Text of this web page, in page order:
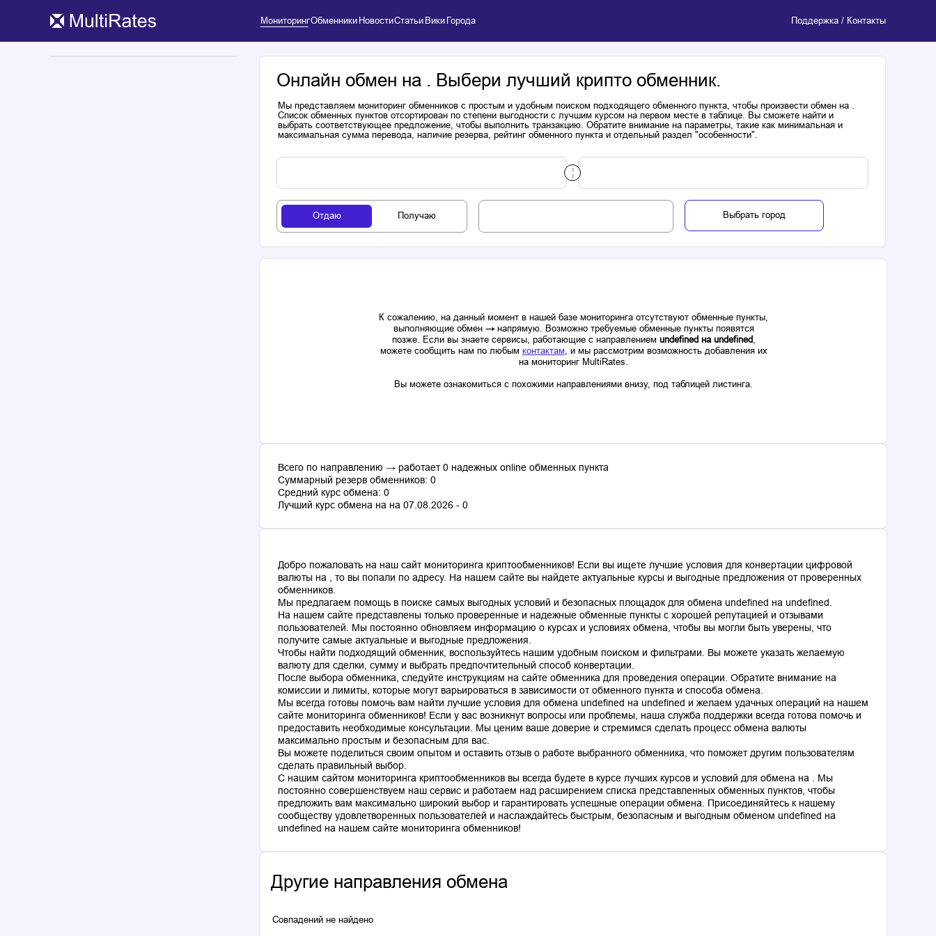
МониторингОбменники НовостиСтатьи Вики Города Поддержка / Контакты
Онлайн обмен на . Выбери лучший крипто обменник.
Мы представляем мониторинг обменников с простым и удобным поиском подходящего обменного пункта, чтобы произвести обмен на .
Список обменных пунктов отсортирован по степени выгодности с лучшим курсом на первом месте в таблице. Вы сможете найти и
выбрать соответствующее предложение, чтобы выполнить транзакцию. Обратите внимание на параметры, такие как минимальная и
максимальная сумма перевода, наличие резерва, рейтинг обменного пункта и отдельный раздел "особенности".
Отдаю Получаю Выбрать город
К сожалению, на данный момент в нашей базе мониторинга отсутствуют обменные пункты,
выполняющие обмен → напрямую. Возможно требуемые обменные пункты появятся
позже. Если вы знаете сервисы, работающие с направлением undefined на undefined,
можете сообщить нам по любым контактам, и мы рассмотрим возможность добавления их
на мониторинг MultiRates.
Вы можете ознакомиться с похожими направлениями внизу, под таблицей листинга.
Всего по направлению → работает 0 надежных online обменных пункта
Суммарный резерв обменников: 0
Средний курс обмена: 0
Лучший курс обмена на на 07.08.2026 - 0
Добро пожаловать на наш сайт мониторинга криптообменников! Если вы ищете лучшие условия для конвертации цифровой
валюты на , то вы попали по адресу. На нашем сайте вы найдете актуальные курсы и выгодные предложения от проверенных
обменников.
Мы предлагаем помощь в поиске самых выгодных условий и безопасных площадок для обмена undefined на undefined.
На нашем сайте представлены только проверенные и надежные обменные пункты с хорошей репутацией и отзывами
пользователей. Мы постоянно обновляем информацию о курсах и условиях обмена, чтобы вы могли быть уверены, что
получите самые актуальные и выгодные предложения.
Чтобы найти подходящий обменник, воспользуйтесь нашим удобным поиском и фильтрами. Вы можете указать желаемую
валюту для сделки, сумму и выбрать предпочтительный способ конвертации.
После выбора обменника, следуйте инструкциям на сайте обменника для проведения операции. Обратите внимание на
комиссии и лимиты, которые могут варьироваться в зависимости от обменного пункта и способа обмена.
Мы всегда готовы помочь вам найти лучшие условия для обмена undefined на undefined и желаем удачных операций на нашем
сайте мониторинга обменников! Если у вас возникнут вопросы или проблемы, наша служба поддержки всегда готова помочь и
предоставить необходимые консультации. Мы ценим ваше доверие и стремимся сделать процесс обмена валюты
максимально простым и безопасным для вас.
Вы можете поделиться своим опытом и оставить отзыв о работе выбранного обменника, что поможет другим пользователям
сделать правильный выбор.
С нашим сайтом мониторинга криптообменников вы всегда будете в курсе лучших курсов и условий для обмена на . Мы
постоянно совершенствуем наш сервис и работаем над расширением списка представленных обменных пунктов, чтобы
предложить вам максимально широкий выбор и гарантировать успешные операции обмена. Присоединяйтесь к нашему
сообществу удовлетворенных пользователей и наслаждайтесь быстрым, безопасным и выгодным обменом undefined на
Другие направления обмена
Совпадений не найдено